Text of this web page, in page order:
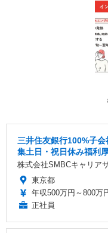
三井住友銀行100%子
集土日・祝日休み福利
株式会社SMBCキャリア
東京都
年収500万円～800万
正社員